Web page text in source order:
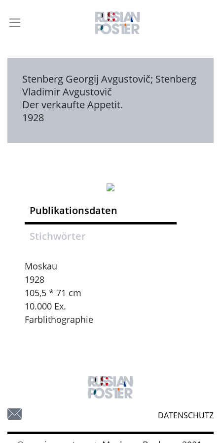
Stenberg Georgij Avgustovič; Stenberg
Vladimir Avgustovič
Der verkaufte Appetit.
1928
Publikationsdaten
Stichwörter
Moskau
1928
105,5 * 71 cm
10.000 Ex.
Farblithographie
DATENSCHUTZ